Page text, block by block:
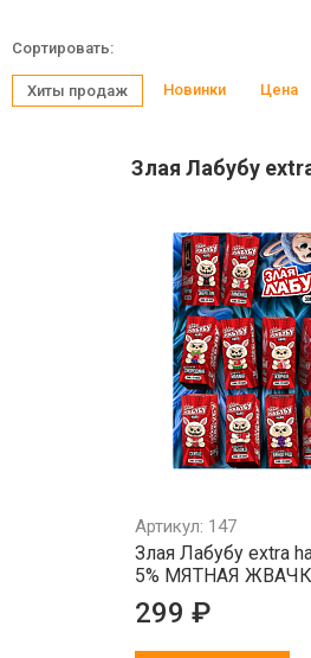
Сортировать:
Хиты продаж Новинки Цена
Злая Лабубу
Артикул: 147
Злая Лабубу extra
5% МЯТНАЯ
299 ₽